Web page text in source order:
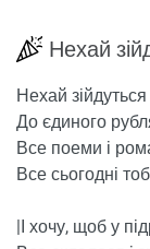
Нехай
Нехай
До єдиного
Все поеми і
Все сьогодні
|І хочу, щоб у